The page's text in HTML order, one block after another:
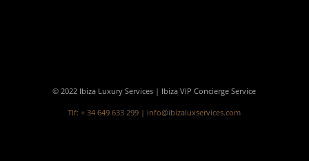
© 2022 Ibiza Luxury Services | Ibiza VIP Concierge Service
Tlf: + 34 649 633 299 | info@ibizaluxservices.com